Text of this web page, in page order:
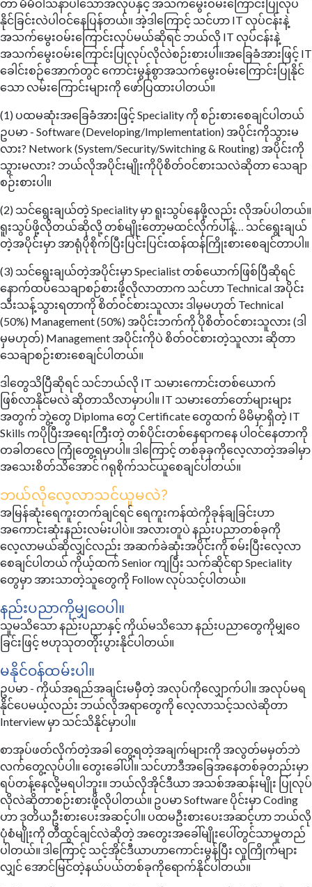
တာ မိမိဝါသနာပါသောအလုပ်နှင့် အသက်မွေးဝမ်းကြောင်းပြုလုပ်
နိုင်ခြင်းလဲပါဝင်နေပြန်တယ်။ အဲ့ဒါကြောင့် သင်ဟာ IT လုပ်ငန်းနဲ့
အသက်မွေးဝမ်းကြောင်းလုပ်မယ်ဆိုရင် ဘယ်လို IT လုပ်ငန်းနဲ့
အသက်မွေးဝမ်းကြောင်းပြုလုပ်လိုလဲစဉ်းစားပါ။အခြေခံအားဖြင့် IT
ခေါင်းစဉ်အောက်တွင် ကောင်းမွန်စွာအသက်မွေးဝမ်းကြောင်းပြုနိုင်
သော လမ်းကြောင်းများကို ဖော်ပြထားပါတယ်။
(1) ပထမဆုံးအခြေခံအားဖြင့် Speciality ကို စဉ်းစားစေချင်ပါတယ်
ဥပမာ - Software (Developing/Implementation) အပိုင်းကိုသွားမ
လား? Network (System/Security/Switching & Routing) အပိုင်းကို
သွားမလား? ဘယ်လိုအပိုင်းမျိုးကိုပိုစိတ်ဝင်စားသလဲဆိုတာ သေချာ
စဉ်းစားပါ။
(2) သင်ရွေးချယ်တဲ့ Speciality မှာ ရူးသွပ်နေဖို့လည်း လိုအပ်ပါတယ်။
ရူးသွပ်ဖို့လိုတယ်ဆိုလို့ တစ်မျိုးတော့မထင်လိုက်ပါနဲ့… သင်ရွေးချယ်
တဲ့အပိုင်းမှာ အာရုံပိုစိုက်ပြီးပြင်းပြင်းထန်ထန်ကြိုးစားစေချင်တာပါ။
(3) သင်ရွေးချယ်တဲ့အပိုင်းမှာ Specialist တစ်ယောက်ဖြစ်ပြီဆိုရင်
နောက်ထပ်သေချာစဉ်စားဖို့လိုလာတာက သင်ဟာ Technical အပိုင်း
သီးသန့်သွားရတာကို စိတ်ဝင်စားသူလား ဒါမှမဟုတ် Technical
(50%) Management (50%) အပိုင်းဘက်ကို ပိုစိတ်ဝင်စားသူလား (ဒါ
မှမဟုတ်) Management အပိုင်းကိုပဲ စိတ်ဝင်စားတဲ့သူလား ဆိုတာ
သေချာစဉ်းစားစေချင်ပါတယ်။
ဒါတွေသိပြီဆိုရင် သင်ဘယ်လို IT သမားကောင်းတစ်ယောက်
ဖြစ်လာနိုင်မလဲ ဆိုတာသိလာမှာပါ။ IT သမားတော်တော်များများ
အတွက် ဘွဲ့တွေ Diploma တွေ Certificate တွေထက် မိမိမှာရှိတဲ့ IT
Skills ကပိုပြီးအရေးကြီးတဲ့ တစ်ပိုင်းတစ်နေရာကနေ ပါဝင်နေတာကို
တခါတလေ ကြုံတွေ့ရမှာပါ။ ဒါကြောင့် တစ်ခုခုကိုလေ့လာတဲ့အခါမှာ
အသေးစိတ်သိအောင် ဂရုစိုက်သင်ယူစေချင်ပါတယ်။
ဘယ်လိုလေ့လာသင်ယူမလဲ?
အမြန်ဆုံးရေကူးတက်ချင်ရင် ရေကူးကန်ထဲကိုခုန်ချခြင်းဟာ
အကောင်းဆုံးနည်းလမ်းပါပဲ။ အလားတူပဲ နည်းပညာတစ်ခုကို
လေ့လာမယ်ဆိုလျှင်လည်း အဆက်ခဲဆုံးအပိုင်းကို စမ်းပြီးလေ့လာ
စေချင်ပါတယ် ကိုယ့်ထက် Senior ကျပြီး သက်ဆိုင်ရာ Speciality
တွေမှာ အားသာတဲ့သူတွေကို Follow လုပ်သင့်ပါတယ်။
နည်းပညာကိုမျှဝေပါ။
သူမသိသော နည်းပညာနှင့် ကိုယ်မသိသော နည်းပညာတွေကိုမျှဝေ
ခြင်းဖြင့် ဗဟုသုတတိုးပွားနိုင်ပါတယ်။
မနိုင်ဝန်ထမ်းပါ။
ဥပမာ - ကိုယ်အရည်အချင်းမမှီတဲ့ အလုပ်ကိုလျှောက်ပါ။ အလုပ်မရ
နိုင်ပေမယ့်လည်း ဘယ်လိုအရာတွေကို လေ့လာသင့်သလဲဆိုတာ
Interview မှာ သင်သိနိုင်မှာပါ။
စာအုပ်ဖတ်လိုက်တဲ့အခါ တွေ့ရတဲ့အချက်များကို အလွတ်မမှတ်ဘဲ
လက်တွေ့လုပ်ပါ။ တွေးခေါ်ပါ။ သင်ဟာဒီအခြေအနေတစ်ခုတည်းမှာ
ရပ်တန့်နေလို့မရပါဘူး။ ဘယ်လိုအိုင်ဒီယာ အသစ်အဆန်းမျိုး ပြုလုပ်
လိုလဲဆိုတာစဉ်းစားဖို့လိုပါတယ်။ ဥပမာ Software ပိုင်းမှာ Coding
ဟာ ဒုတိယဦးစားပေးအဆင့်ပါ။ ပထမဦးစားပေးအဆင့်ဟာ ဘယ်လို
ပုံစံမျိုးကို တီထွင်ချင်လဲဆိုတဲ့ အတွေးအခေါ်မျိုးပေါ်တွင်သာမူတည်
ပါတယ်။ ဒါကြောင့် သင့်အိုင်ဒီယာဟာကောင်းမွန်ပြီး လူကြိုက်များ
လျှင် အောင်မြင်တဲ့နယ်ပယ်တစ်ခုကိုရောက်နိုင်ပါတယ်။